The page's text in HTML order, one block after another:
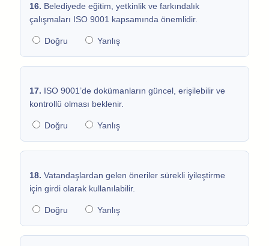
16. Belediyede eğitim, yetkinlik ve farkındalık
çalışmaları ISO 9001 kapsamında önemlidir.
Doğru Yanlış
17. ISO 9001’de dokümanların güncel, erişilebilir ve
kontrollü olması beklenir.
Doğru Yanlış
18. Vatandaşlardan gelen öneriler sürekli iyileştirme
için girdi olarak kullanılabilir.
Doğru Yanlış